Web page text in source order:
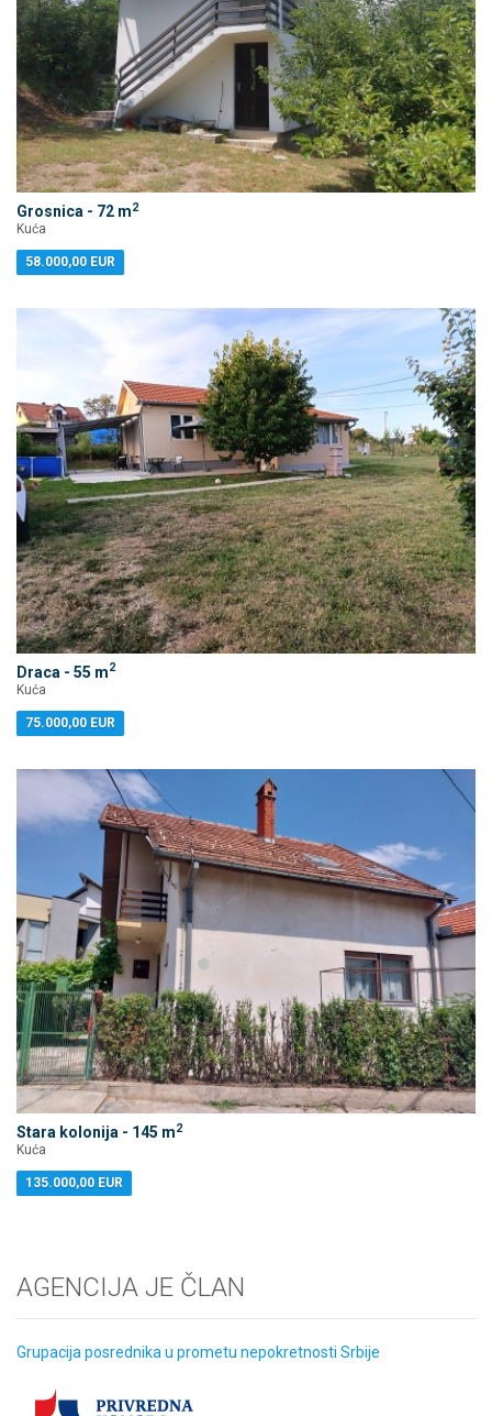
Grosnica - 72 m2
Kuća
58.000,00 EUR
Draca - 55 m2
Kuća
75.000,00 EUR
Stara kolonija - 145 m2
Kuća
135.000,00 EUR
AGENCIJA JE ČLAN
Grupacija posrednika u prometu nepokretnosti Srbije